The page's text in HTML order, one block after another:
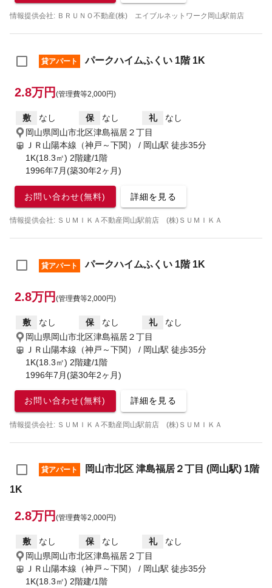
情報提供会社: ＢＲＵＮＯ不動産(株) エイブルネットワーク岡山駅前店
貸アパート パークハイムふくい 1階 1K
2.8万円 (管理費等2,000円)
敷 なし 保 なし 礼
なし
岡山県岡山市北区津島福居２丁目
ＪＲ山陽本線（神戸～下関） / 岡山駅 徒歩35分
1K(18.3㎡) 2階建/1階
1996年7月(築30年2ヶ月)
お問い合わせ(無料) 詳細を見る
情報提供会社: ＳＵＭＩＫＡ不動産岡山駅前店 (株)ＳＵＭＩＫＡ
貸アパート パークハイムふくい 1階 1K
2.8万円 (管理費等2,000円)
敷 なし 保 なし 礼
なし
岡山県岡山市北区津島福居２丁目
ＪＲ山陽本線（神戸～下関） / 岡山駅 徒歩35分
1K(18.3㎡) 2階建/1階
1996年7月(築30年2ヶ月)
お問い合わせ(無料) 詳細を見る
情報提供会社: ＳＵＭＩＫＡ不動産岡山駅前店 (株)ＳＵＭＩＫＡ
貸アパート
岡山市北区 津島福居２丁目 (岡山駅) 1階
1K
2.8万円 (管理費等2,000円)
敷 なし 保 なし 礼
なし
岡山県岡山市北区津島福居２丁目
ＪＲ山陽本線（神戸～下関） / 岡山駅 徒歩35分
1K(18.3㎡) 2階建/1階